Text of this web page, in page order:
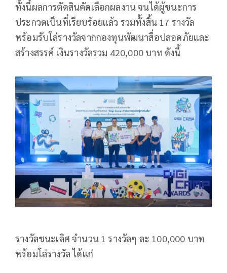
ทั้งนี้ผลการตัดสินคัดเลือกผลงาน จนได้ผู้ชนะการ
ประกวดเป็นที่เรียบร้อยแล้ว รวมทั้งสิ้น 17 รางวัล
พร้อมรับโล่รางวัลจากกองทุนพัฒนาสื่อปลอดภัยและ
สร้างสรรค์ เงินรางวัลรวม 420,000 บาท ดังนี้
รางวัลชนะเลิศ จำนวน 1 รางวัลๆ ละ 100,000 บาท
พร้อมโล่รางวัล ได้แก่